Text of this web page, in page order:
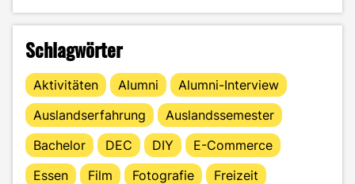
Schlagwörter
Aktivitäten Alumni
Alumni-Interview
Auslandserfahrung
Auslandssemester
Bachelor
DEC DIY
E-Commerce
Essen
Film Fotografie
Freizeit